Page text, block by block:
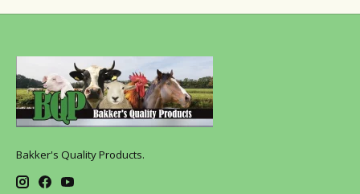
Bakker's Quality Products.